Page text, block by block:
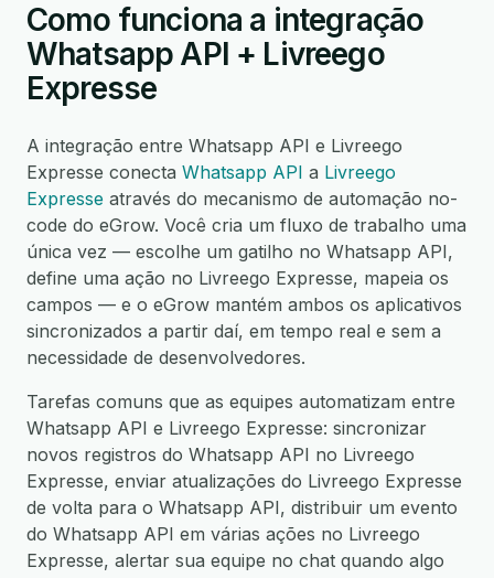
Como funciona a integração
Whatsapp API + Livreego
Expresse
A integração entre Whatsapp API e Livreego
Expresse conecta Whatsapp API a Livreego
Expresse através do mecanismo de automação no-
code do eGrow. Você cria um fluxo de trabalho uma
única vez — escolhe um gatilho no Whatsapp API,
define uma ação no Livreego Expresse, mapeia os
campos — e o eGrow mantém ambos os aplicativos
sincronizados a partir daí, em tempo real e sem a
necessidade de desenvolvedores.
Tarefas comuns que as equipes automatizam entre
Whatsapp API e Livreego Expresse: sincronizar
novos registros do Whatsapp API no Livreego
Expresse, enviar atualizações do Livreego Expresse
de volta para o Whatsapp API, distribuir um evento
do Whatsapp API em várias ações no Livreego
Expresse, alertar sua equipe no chat quando algo